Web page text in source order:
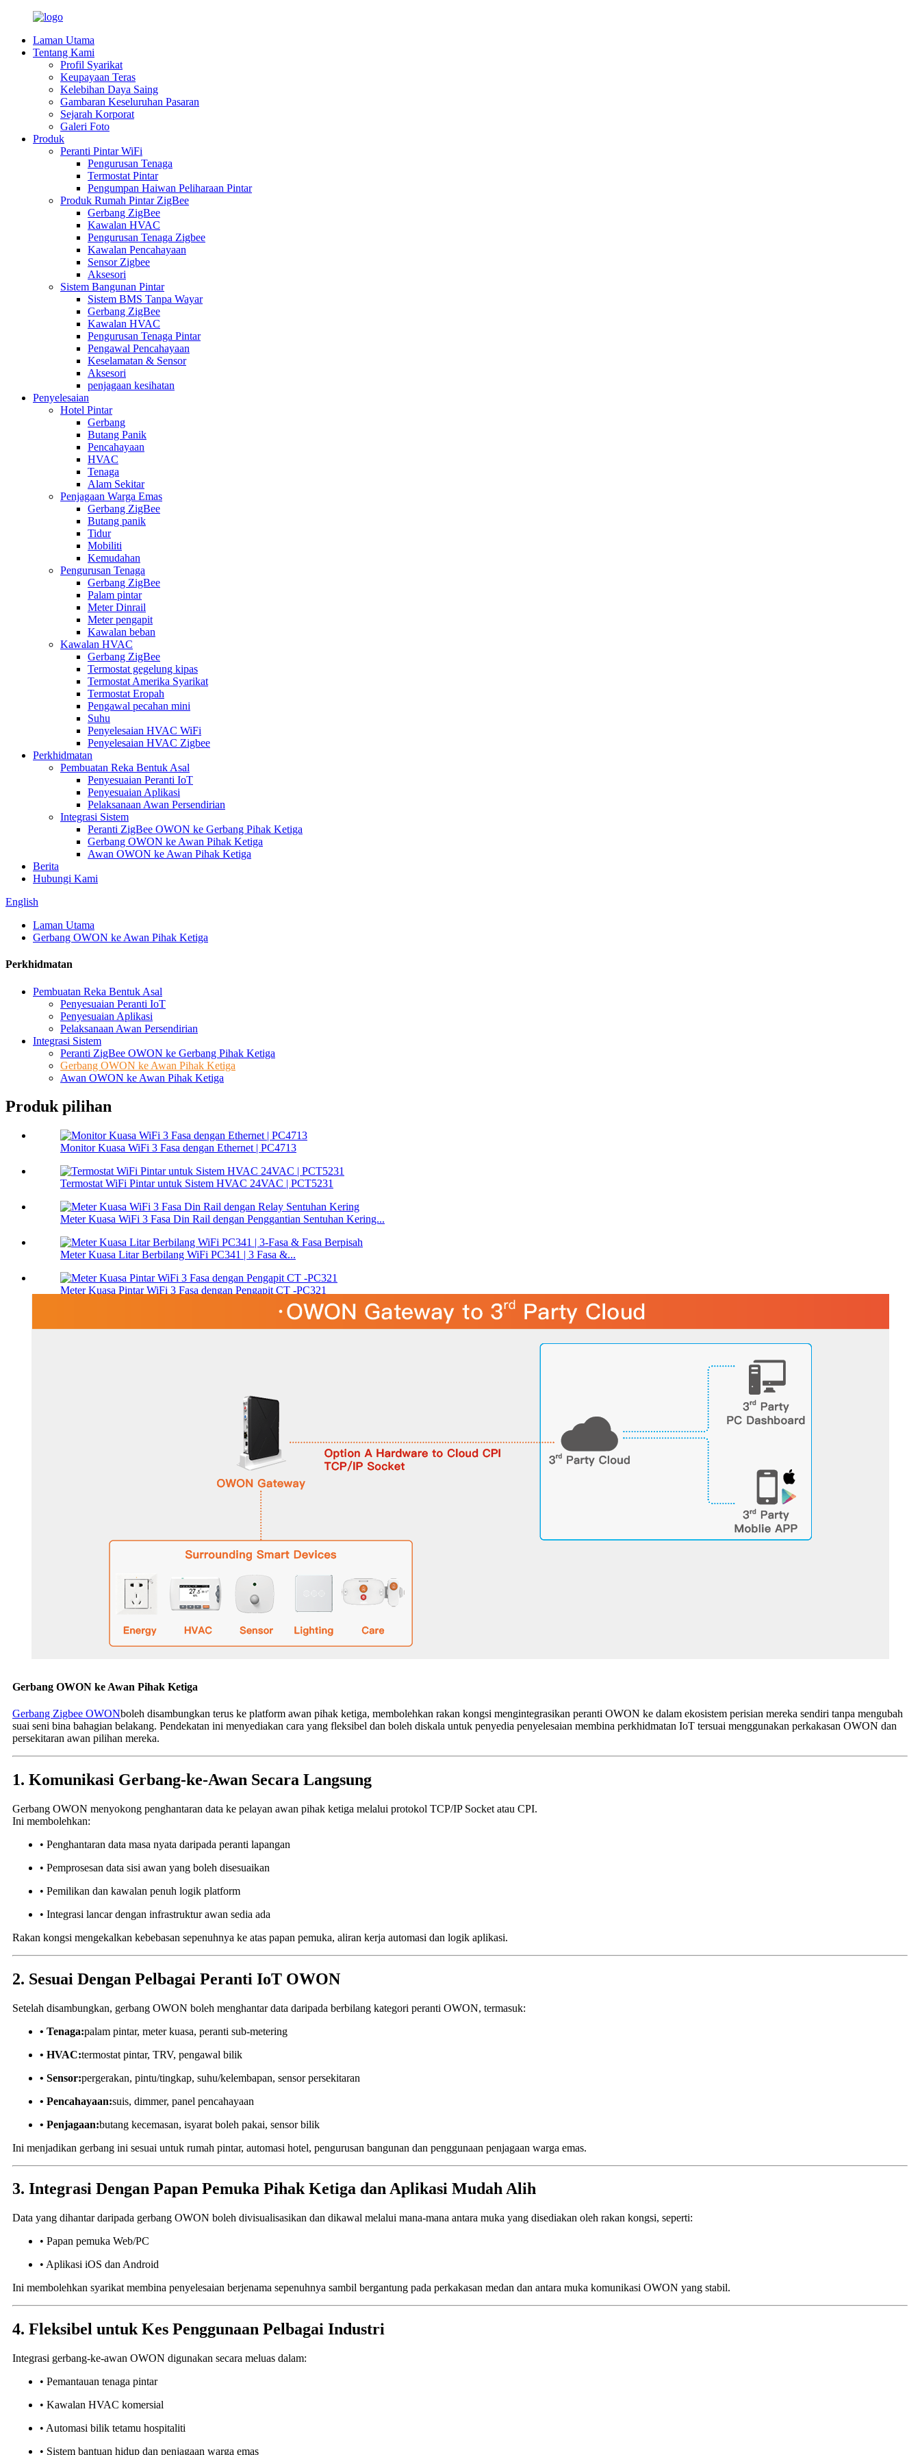
Laman Utama
Tentang Kami
Profil Syarikat
Keupayaan Teras
Kelebihan Daya Saing
Gambaran Keseluruhan Pasaran
Sejarah Korporat
Galeri Foto
Produk
Peranti Pintar WiFi
Pengurusan Tenaga
Termostat Pintar
Pengumpan Haiwan Peliharaan Pintar
Produk Rumah Pintar ZigBee
Gerbang ZigBee
Kawalan HVAC
Pengurusan Tenaga Zigbee
Kawalan Pencahayaan
Sensor Zigbee
Aksesori
Sistem Bangunan Pintar
Sistem BMS Tanpa Wayar
Gerbang ZigBee
Kawalan HVAC
Pengurusan Tenaga Pintar
Pengawal Pencahayaan
Keselamatan & Sensor
Aksesori
penjagaan kesihatan
Penyelesaian
Hotel Pintar
Gerbang
Butang Panik
Pencahayaan
HVAC
Tenaga
Alam Sekitar
Penjagaan Warga Emas
Gerbang ZigBee
Butang panik
Tidur
Mobiliti
Kemudahan
Pengurusan Tenaga
Gerbang ZigBee
Palam pintar
Meter Dinrail
Meter pengapit
Kawalan beban
Kawalan HVAC
Gerbang ZigBee
Termostat gegelung kipas
Termostat Amerika Syarikat
Termostat Eropah
Pengawal pecahan mini
Suhu
Penyelesaian HVAC WiFi
Penyelesaian HVAC Zigbee
Perkhidmatan
Pembuatan Reka Bentuk Asal
Penyesuaian Peranti IoT
Penyesuaian Aplikasi
Pelaksanaan Awan Persendirian
Integrasi Sistem
Peranti ZigBee OWON ke Gerbang Pihak Ketiga
Gerbang OWON ke Awan Pihak Ketiga
Awan OWON ke Awan Pihak Ketiga
Berita
Hubungi Kami
English
Laman Utama
Gerbang OWON ke Awan Pihak Ketiga
Perkhidmatan
Pembuatan Reka Bentuk Asal
Penyesuaian Peranti IoT
Penyesuaian Aplikasi
Pelaksanaan Awan Persendirian
Integrasi Sistem
Peranti ZigBee OWON ke Gerbang Pihak Ketiga
Gerbang OWON ke Awan Pihak Ketiga
Awan OWON ke Awan Pihak Ketiga
Produk pilihan
Monitor Kuasa WiFi 3 Fasa dengan Ethernet | PC4713
Termostat WiFi Pintar untuk Sistem HVAC 24VAC | PCT5231
Meter Kuasa WiFi 3 Fasa Din Rail dengan Penggantian Sentuhan Kering...
Meter Kuasa Litar Berbilang WiFi PC341 | 3 Fasa &...
Meter Kuasa Pintar WiFi 3 Fasa dengan Pengapit CT -PC321
Gerbang OWON ke Awan Pihak Ketiga
Gerbang Zigbee OWONboleh disambungkan terus ke platform awan pihak ketiga, membolehkan rakan kongsi mengintegrasikan peranti OWON ke dalam ekosistem perisian mereka sendiri tanpa mengubah
suai seni bina bahagian belakang. Pendekatan ini menyediakan cara yang fleksibel dan boleh diskala untuk penyedia penyelesaian membina perkhidmatan IoT tersuai menggunakan perkakasan OWON dan
persekitaran awan pilihan mereka.
1. Komunikasi Gerbang-ke-Awan Secara Langsung
Gerbang OWON menyokong penghantaran data ke pelayan awan pihak ketiga melalui protokol TCP/IP Socket atau CPI.
Ini membolehkan:
• Penghantaran data masa nyata daripada peranti lapangan
• Pemprosesan data sisi awan yang boleh disesuaikan
• Pemilikan dan kawalan penuh logik platform
• Integrasi lancar dengan infrastruktur awan sedia ada
Rakan kongsi mengekalkan kebebasan sepenuhnya ke atas papan pemuka, aliran kerja automasi dan logik aplikasi.
2. Sesuai Dengan Pelbagai Peranti IoT OWON
Setelah disambungkan, gerbang OWON boleh menghantar data daripada berbilang kategori peranti OWON, termasuk:
• Tenaga:palam pintar, meter kuasa, peranti sub-metering
• HVAC:termostat pintar, TRV, pengawal bilik
• Sensor:pergerakan, pintu/tingkap, suhu/kelembapan, sensor persekitaran
• Pencahayaan:suis, dimmer, panel pencahayaan
• Penjagaan:butang kecemasan, isyarat boleh pakai, sensor bilik
Ini menjadikan gerbang ini sesuai untuk rumah pintar, automasi hotel, pengurusan bangunan dan penggunaan penjagaan warga emas.
3. Integrasi Dengan Papan Pemuka Pihak Ketiga dan Aplikasi Mudah Alih
Data yang dihantar daripada gerbang OWON boleh divisualisasikan dan dikawal melalui mana-mana antara muka yang disediakan oleh rakan kongsi, seperti:
• Papan pemuka Web/PC
• Aplikasi iOS dan Android
Ini membolehkan syarikat membina penyelesaian berjenama sepenuhnya sambil bergantung pada perkakasan medan dan antara muka komunikasi OWON yang stabil.
4. Fleksibel untuk Kes Penggunaan Pelbagai Industri
Integrasi gerbang-ke-awan OWON digunakan secara meluas dalam:
• Pemantauan tenaga pintar
• Kawalan HVAC komersial
• Automasi bilik tetamu hospitaliti
• Sistem bantuan hidup dan penjagaan warga emas